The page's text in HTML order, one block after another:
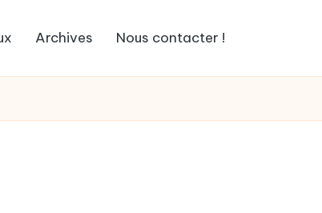
Archives Nous contacter !